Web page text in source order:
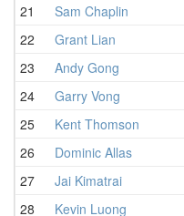
21
Sam Chaplin
22
Grant Lian
23
Andy Gong
24
Garry Vong
25
Kent Thomson
26
Dominic Allas
27
Jai Kimatrai
28
Kevin Luong